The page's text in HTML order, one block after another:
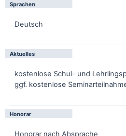
Sprachen
Deutsch
Aktuelles
kostenlose Schul- und
ggf. kostenlose
Honorar
Honorar nach Absprache